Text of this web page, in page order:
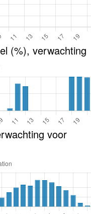
(%), verwachting
voor